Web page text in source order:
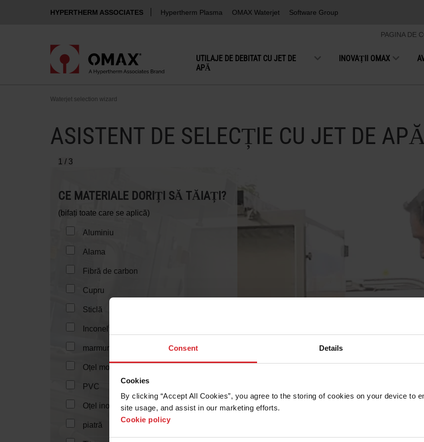
Consent Details
Cookies
By clicking “Accept All Cookies”, you agree to the storing of cookies on your device to
site usage, and assist in our marketing efforts.
Cookie policy
HYPERTHERM ASSOCIATES Hypertherm Plasma OMAX Waterjet Software Group
PAGINA DE
UTILAJE DE DEBITAT CU JET DE
APĂ
INOVAȚII OMAX
Waterjet selection wizard
ASISTENT DE SELECȚIE CU JET DE
1 / 3
CE MATERIALE DORIȚI SĂ TĂIAȚI?
(bifați toate care se aplică)
Aluminiu
Alama
Fibră de carbon
Cupru
Sticlă
Inconel ®
marmură
Oțel moale
PVC
Oțel inoxidabil
piatră
125-200 mm